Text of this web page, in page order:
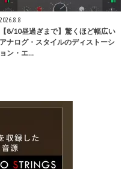
2026.8.8
【8/10昼過ぎまで】驚くほど幅広い
アナログ・スタイルのディストーシ
ョン・エ…